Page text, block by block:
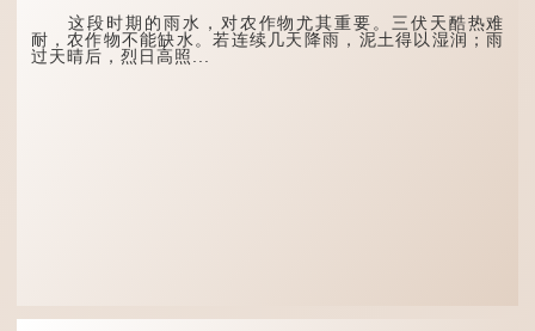
这段时期的雨水，对农作物尤其重要。三伏天酷热难
耐，农作物不能缺水。若连续几天降雨，泥土得以湿润；雨
过天晴后，烈日高照...